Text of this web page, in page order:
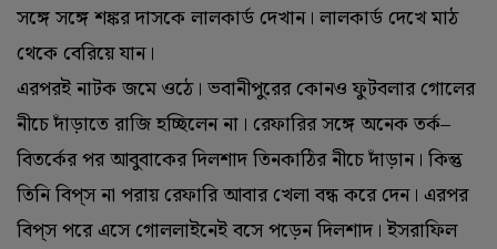
সঙ্গে সঙ্গে শঙ্কর দাসকে লালকার্ড দেখান। লালকার্ড দেখে মাঠ
থেকে বেরিয়ে যান।
এরপরই নাটক জমে ওঠে। ভবানীপুরের কোনও ফুটবলার গোলের
নীচে দাঁড়াতে রাজি হচ্ছিলেন না। রেফারির সঙ্গে অনেক তর্ক–
বিতর্কের পর আবুবাকের দিলশাদ তিনকাঠির নীচে দাঁড়ান। কিন্তু
তিনি বিপ্‌স না পরায় রেফারি আবার খেলা বন্ধ করে দেন। এরপর
বিপ্‌স পরে এসে গোললাইনেই বসে পড়েন দিলশাদ। ইসরাফিল